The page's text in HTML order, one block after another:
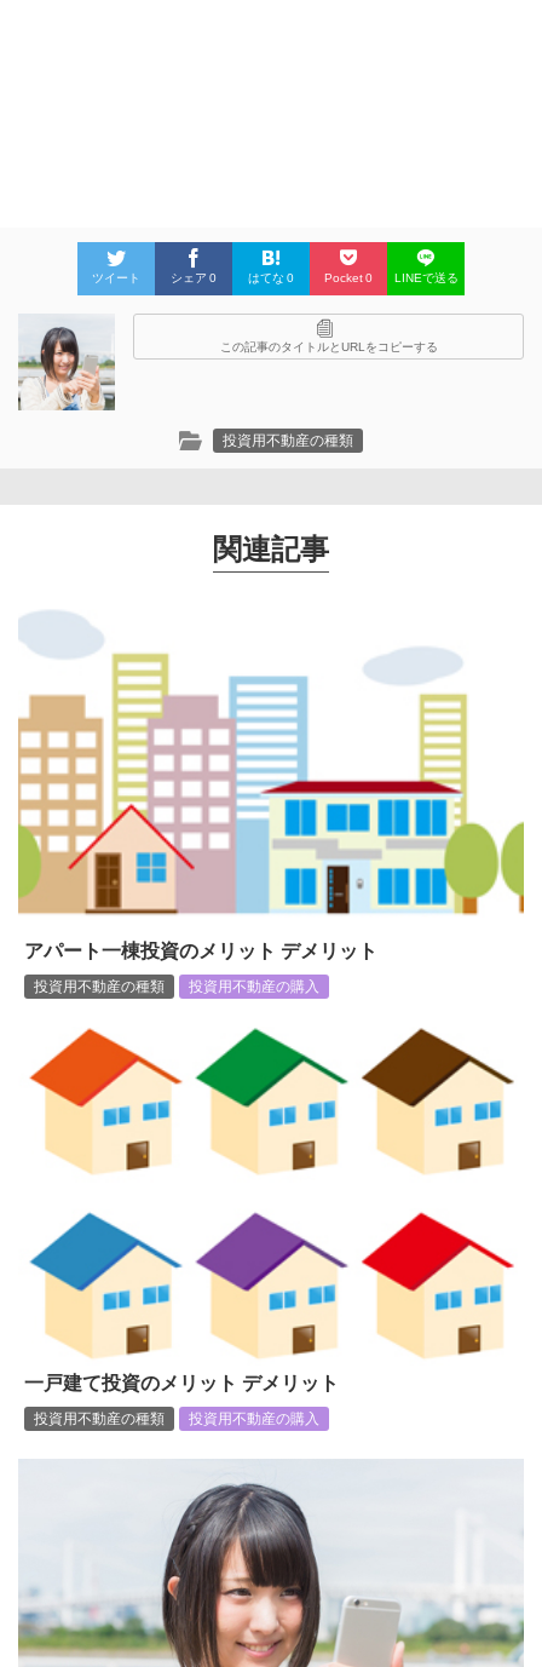
ツイート シェア 0 はてな 0 Pocket0 LINEで送る
この記事のタイトルとURLをコピーする
投資用不動産の種類
関連記事
アパート一棟投資のメリット デメリット
投資用不動産の種類 投資用不動産の購入
一戸建て投資のメリット デメリット
投資用不動産の種類 投資用不動産の購入